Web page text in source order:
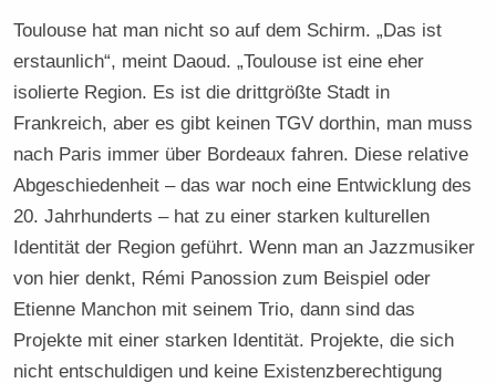
Toulouse hat man nicht so auf dem Schirm. „Das ist
erstaunlich“, meint Daoud. „Toulouse ist eine eher
isolierte Region. Es ist die drittgrößte Stadt in
Frankreich, aber es gibt keinen TGV dorthin, man muss
nach Paris immer über Bordeaux fahren. Diese relative
Abgeschiedenheit – das war noch eine Entwicklung des
20. Jahrhunderts – hat zu einer starken kulturellen
Identität der Region geführt. Wenn man an Jazzmusiker
von hier denkt, Rémi Panossion zum Beispiel oder
Etienne Manchon mit seinem Trio, dann sind das
Projekte mit einer starken Identität. Projekte, die sich
nicht entschuldigen und keine Existenzberechtigung